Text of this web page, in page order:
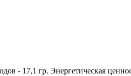
- 17,1 гр. Энергетическая